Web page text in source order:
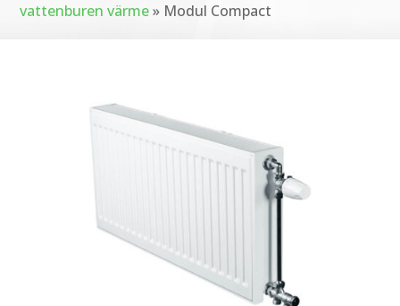
vattenburen värme» Modul Compact